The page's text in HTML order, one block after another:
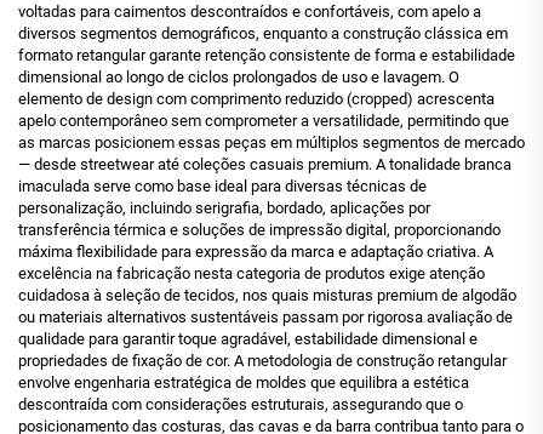
voltadas para caimentos descontraídos e confortáveis, com apelo a
diversos segmentos demográficos, enquanto a construção clássica em
formato retangular garante retenção consistente de forma e estabilidade
dimensional ao longo de ciclos prolongados de uso e lavagem. O
elemento de design com comprimento reduzido (cropped) acrescenta
apelo contemporâneo sem comprometer a versatilidade, permitindo que
as marcas posicionem essas peças em múltiplos segmentos de mercado
— desde streetwear até coleções casuais premium. A tonalidade branca
imaculada serve como base ideal para diversas técnicas de
personalização, incluindo serigrafia, bordado, aplicações por
transferência térmica e soluções de impressão digital, proporcionando
máxima flexibilidade para expressão da marca e adaptação criativa. A
excelência na fabricação nesta categoria de produtos exige atenção
cuidadosa à seleção de tecidos, nos quais misturas premium de algodão
ou materiais alternativos sustentáveis passam por rigorosa avaliação de
qualidade para garantir toque agradável, estabilidade dimensional e
propriedades de fixação de cor. A metodologia de construção retangular
envolve engenharia estratégica de moldes que equilibra a estética
descontraída com considerações estruturais, assegurando que o
posicionamento das costuras, das cavas e da barra contribua tanto para o